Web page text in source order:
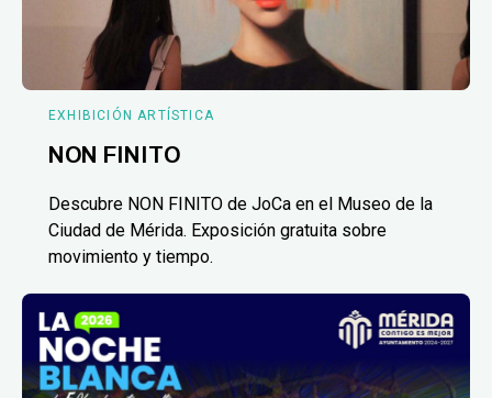
EXHIBICIÓN ARTÍSTICA
NON FINITO
Descubre NON FINITO de JoCa en el Museo de la
Ciudad de Mérida. Exposición gratuita sobre
movimiento y tiempo.